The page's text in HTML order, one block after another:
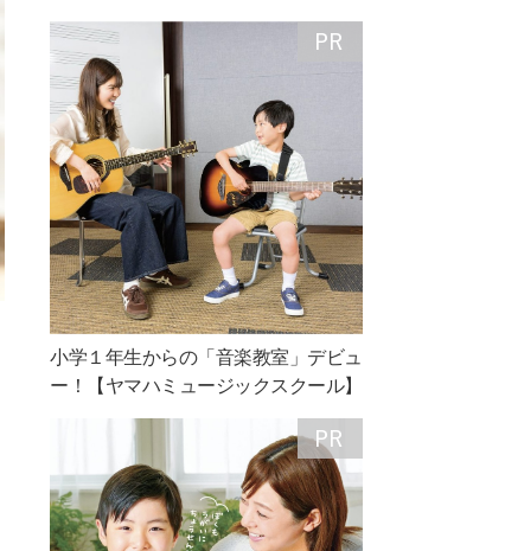
小学１年生からの「音楽教室」デビュ
ー！【ヤマハミュージックスクール】